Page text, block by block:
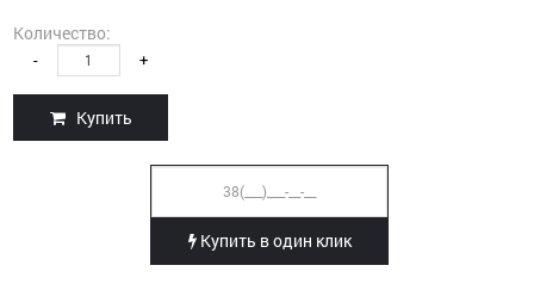
Количество:
- +
Купить
Купить в один клик